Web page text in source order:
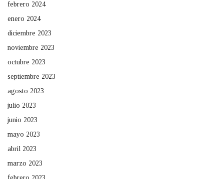
febrero 2024
enero 2024
diciembre 2023
noviembre 2023
octubre 2023
septiembre 2023
agosto 2023
julio 2023
junio 2023
mayo 2023
abril 2023
marzo 2023